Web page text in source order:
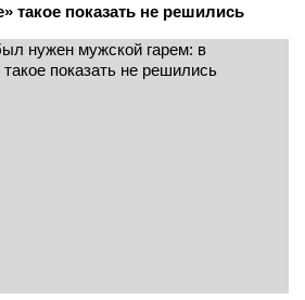
такое показать не решились